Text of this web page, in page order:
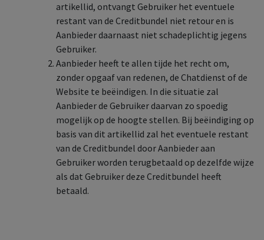
artikellid, ontvangt Gebruiker het eventuele
restant van de Creditbundel niet retour en is
Aanbieder daarnaast niet schadeplichtig jegens
Gebruiker.
Aanbieder heeft te allen tijde het recht om,
zonder opgaaf van redenen, de Chatdienst of de
Website te beëindigen. In die situatie zal
Aanbieder de Gebruiker daarvan zo spoedig
mogelijk op de hoogte stellen. Bij beëindiging op
basis van dit artikellid zal het eventuele restant
van de Creditbundel door Aanbieder aan
Gebruiker worden terugbetaald op dezelfde wijze
als dat Gebruiker deze Creditbundel heeft
betaald.